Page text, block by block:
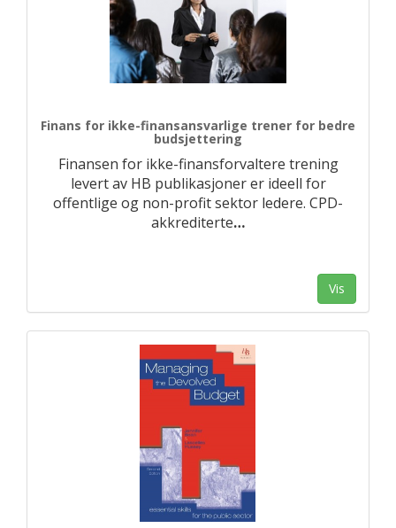
Finans for ikke-finansansvarlige trener for bedre
budsjettering
Finansen for ikke-finansforvaltere trening
levert av HB publikasjoner er ideell for
offentlige og non-profit sektor ledere. CPD-
akkrediterte…
Vis